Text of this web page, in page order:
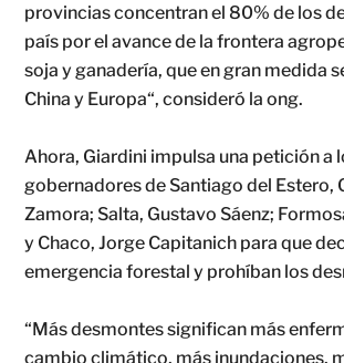
provincias concentran el 80% de los
país por el avance de la frontera
soja y ganadería, que en gran medida
China y Europa“, consideró la ong.
Ahora, Giardini impulsa una petición a
gobernadores de Santiago del Estero,
Zamora; Salta, Gustavo Sáenz;
y Chaco, Jorge Capitanich para que
emergencia forestal y prohíban los
“Más desmontes significan más
cambio climático, más inundaciones,